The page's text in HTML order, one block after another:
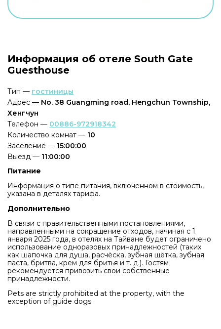
Информация об отеле South Gate
Guesthouse
Тип — гостиницы
Адрес — No. 38 Guangming road, Hengchun Township,
Хенгчун
Телефон — 00886-972918342
Количество комнат — 10
Заселение — 15:00:00
Выезд — 11:00:00
Питание
Информация о типе питания, включенном в стоимость,
указана в деталях тарифа.
Дополнительно
В связи с правительственными постановлениями,
направленными на сокращение отходов, начиная с 1
января 2025 года, в отелях на Тайване будет ограничено
использование одноразовых принадлежностей (таких
как шапочка для душа, расчёска, зубная щётка, зубная
паста, бритва, крем для бритья и т. д.). Гостям
рекомендуется привозить свои собственные
принадлежности.
Pets are strictly prohibited at the property, with the
exception of guide dogs.